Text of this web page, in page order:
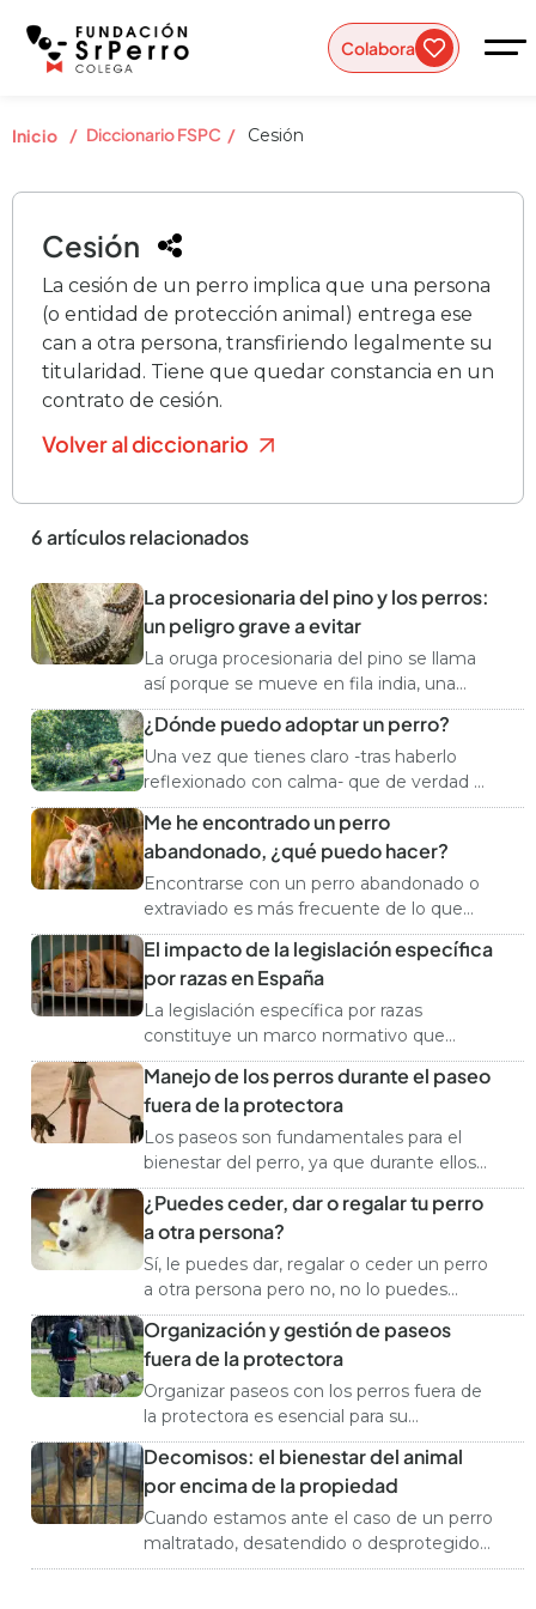
Colabora
Inicio / Diccionario FSPC / Cesión
Cesión
La cesión de un perro implica que una persona
(o entidad de protección animal) entrega ese
can a otra persona, transfiriendo legalmente su
titularidad. Tiene que quedar constancia en un
contrato de cesión.
Volver al diccionario
6 artículos relacionados
La procesionaria del pino y los perros:
un peligro grave a evitar
La oruga procesionaria del pino se llama
así porque se mueve en fila india, una
pegada a la otra, en procesión. Es
importante saber distinguirlas y saber
cuándo te puedes topar con ellas porque
son muy peligrosas para los perros:
pueden causarles lesiones graves,
necrosis e incluso […]
¿Dónde puedo adoptar un perro?
Una vez que tienes claro -tras haberlo
reflexionado con calma- que de verdad es
el momento para aumentar tu familia y
cuidar de un perro, de un ser vivo, durante
muchos años, surge otra pregunta crucial:
¿dónde encontrar a ese compañero
perruno? Esta decisión también es
importante porque no es lo mismo una
protectora de […]
Me he encontrado un perro
abandonado, ¿qué puedo hacer?
Encontrarse con un perro abandonado o
extraviado es más frecuente de lo que
pudiéramos pensar y es esencial actuar,
no pasar de largo: puede que su familia lo
esté buscando desesperadamente o
puede que necesite tu ayuda. Un can que
deambula por la calle o por el […]
El impacto de la legislación específica
por razas en España
La legislación específica por razas
constituye un marco normativo que
regula la tenencia de determinados
perros considerados potencialmente
peligrosos (PPP). Durante décadas, este
tipo de legislación ha sido utilizada en
distintos países con el objetivo de
aumentar la seguridad pública y prevenir
incidentes, especialmente mordeduras.
Sin embargo, […]
Manejo de los perros durante el paseo
fuera de la protectora
Los paseos son fundamentales para el
bienestar del perro, ya que durante ellos
vivirán experiencias y saciarán
necesidades que no pueden satisfacer de
otra forma. Sin estos momentos, su salud
física y mental se verá comprometida. Sin
embargo, también pueden presentarse
situaciones peligrosas si no se siguen
ciertas pautas de prevención. Los paseos
están destinados […]
¿Puedes ceder, dar o regalar tu perro
a otra persona?
Sí, le puedes dar, regalar o ceder un perro
a otra persona pero no, no lo puedes
hacer por las buenas, tiene que quedar
constancia de esa cesión. ¿Por qué?
Además de porque así lo indica la Ley de
Bienestar Animal y más allá de la
trazabilidad […]
Organización y gestión de paseos
fuera de la protectora
Organizar paseos con los perros fuera de
la protectora es esencial para su
bienestar. Estos paseos ofrecen
numerosos beneficios: mejoran la calidad
de vida en las instalaciones, reducen
problemas clínicos y de comportamiento,
aumentan las probabilidades de adopción
y facilitan la adaptación a un nuevo
Decomisos: el bienestar del animal
por encima de la propiedad
Cuando estamos ante el caso de un perro
maltratado, desatendido o desprotegido
porque su titular ha demostrado no tener